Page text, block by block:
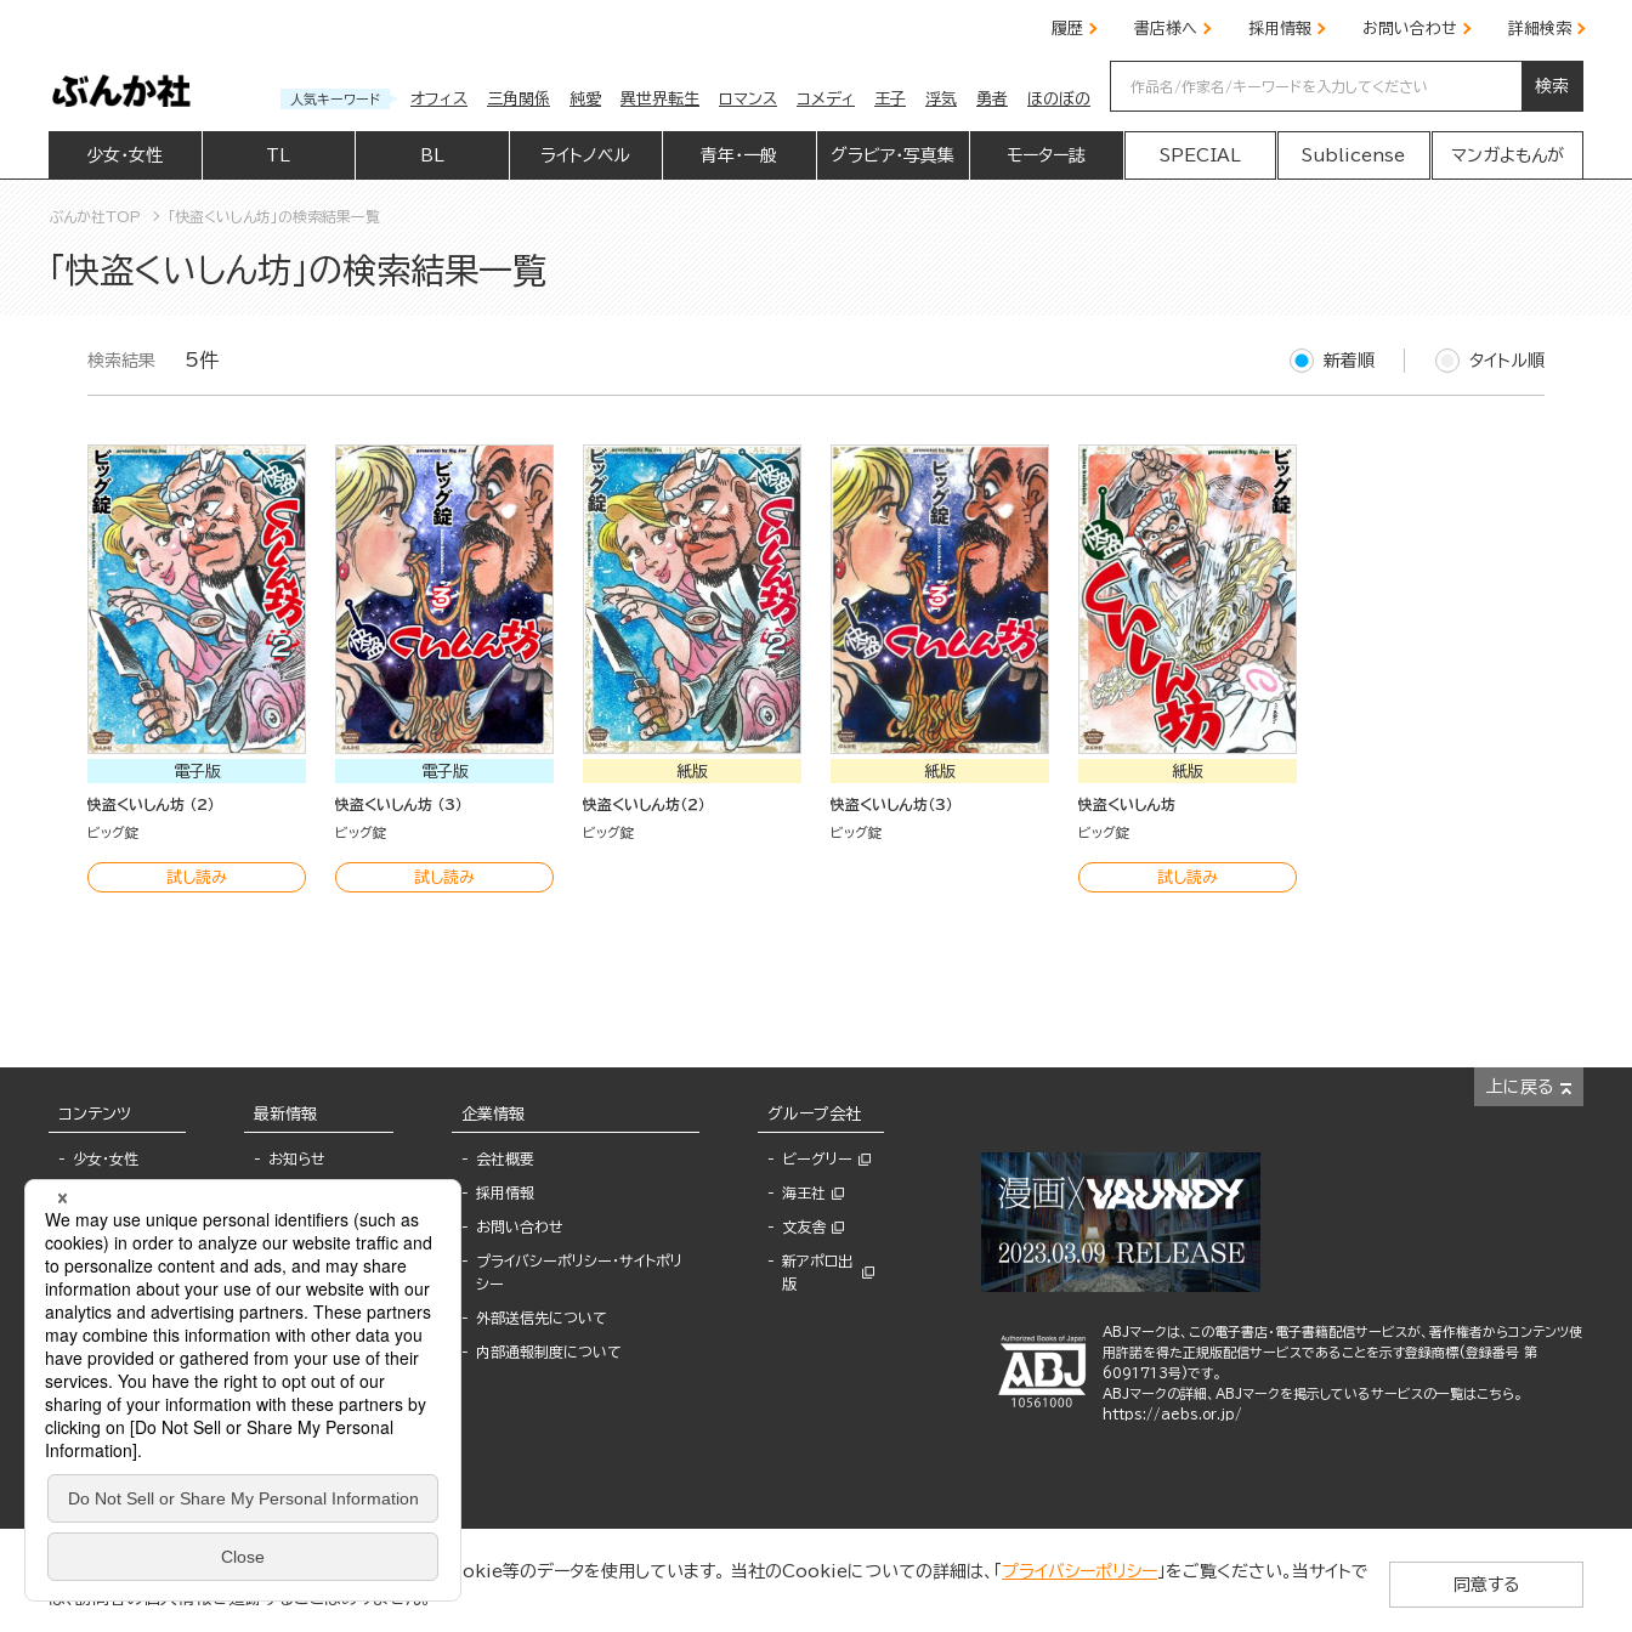
履歴 書店様へ 採用情報 お問い合わせ 詳細検索
人気キーワード オフィス 三角関係 純愛 異世界転生 ロマンス コメディ 王子 浮気 勇者 ほのぼの
検索
少女・女性 BL ライトノベル 青年・一般 グラビア・写真集 モーター誌 SPECIAL Sublicense マンガよもんが
ぶんか社TOP 「快盗くいしん坊」の検索結果一覧
「快盗くいしん坊」の検索結果一覧
検索結果 5件 新着順 タイトル順
電子版
快盗くいしん坊 （2）
ビッグ錠
試し読み
電子版
快盗くいしん坊 （3）
ビッグ錠
試し読み
紙版
快盗くいしん坊（２）
ビッグ錠
紙版
快盗くいしん坊（３）
ビッグ錠
紙版
快盗くいしん坊
ビッグ錠
試し読み
上に戻る
コンテンツ
少女・女性
BL
ライトノベル
青年・一般
グラビア・写真
モーター誌
SPECIAL
Sublicense
最新情報
お知らせ
報
書店様へ
海外ライセンシー
公式SNSアカウ
ント
作家一覧
Keyword list
Author list
企業情報
会社概要
採用情報
お問い合わせ
プライバシーポリシー・サイトポリ
シー
外部送信先について
内部通報制度について
グループ会社
ビーグリー
海王社
文友舎
新アポロ出
版
ABJマークは、この電子書店・電子書籍配信サービスが、著作権者からコンテンツ使
用許諾を得た正規版配信サービスであることを示す登録商標(登録番号 第
6091713号)です。
ABJマークの詳細、ABJマークを掲示しているサービスの一覧はこちら。
https://aebs.or.jp/
ぶんか社が運営するサイトでは、利便性向上のためにCookie等のデータを使用しています。 当社のCookieについての詳細は、「 プライバシーポリシー 」をご覧ください。当サイトで
は、訪問者の個人情報を追跡することはありません。
同意する